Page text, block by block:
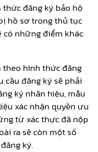
thức đăng ký bảo hộ
hồ sơ trong thủ tục
có những điểm khác
hình thức đăng
cầu đăng ký sẽ phải
ký nhãn hiệu, mẫu
xác nhận quyền ưu
từ xác thực đã nộp
ra sẽ còn một số
ký.